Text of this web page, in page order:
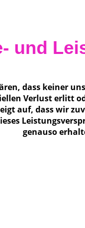
und
dass keiner
Verlust erlitt
auf, dass wir
genauso